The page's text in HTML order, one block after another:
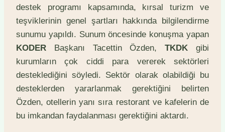
destek programı kapsamında, kırsal turizm ve
teşviklerinin genel şartları hakkında bilgilendirme
sunumu yapıldı. Sunum öncesinde konuşma yapan
KODER Başkanı Tacettin Özden,TKDK gibi
kurumların çok ciddi para vererek sektörleri
desteklediğini söyledi. Sektör olarak olabildiği bu
desteklerden yararlanmak gerektiğini belirten
Özden, otellerin yanı sıra restorant ve kafelerin de
bu imkandan faydalanması gerektiğini aktardı.